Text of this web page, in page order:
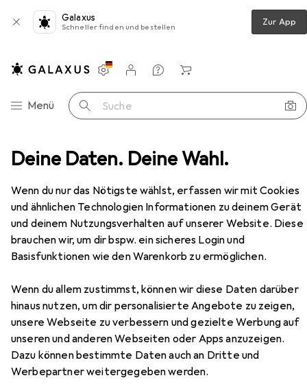
Deine Daten. Deine Wahl.
Wenn du nur das Nötigste wählst, erfassen wir mit Cookies
und ähnlichen Technologien Informationen zu deinem Gerät
und deinem Nutzungsverhalten auf unserer Website. Diese
brauchen wir, um dir bspw. ein sicheres Login und
Basisfunktionen wie den Warenkorb zu ermöglichen.
Wenn du allem zustimmst, können wir diese Daten darüber
hinaus nutzen, um dir personalisierte Angebote zu zeigen,
unsere Webseite zu verbessern und gezielte Werbung auf
unseren und anderen Webseiten oder Apps anzuzeigen.
Dazu können bestimmte Daten auch an Dritte und
Werbepartner weitergegeben werden.
Galaxus
Schneller finden und bestellen Zur App
Navigation nach Kategorien
Menü Suche
Einstellungen
Kundenkonto
Vergleichslisten
Merklisten
Warenkorb
Bosch Professional Nass-/Trockensauger GAS 35 M AFC
EUR
618,99
Bosch Professional
Nass-/Trockensauger GAS 35 M AFC
Nass-Trockensauger
Zubehör für Bosch Professional
Nass-/Trockensauger GAS 35 M
AFC